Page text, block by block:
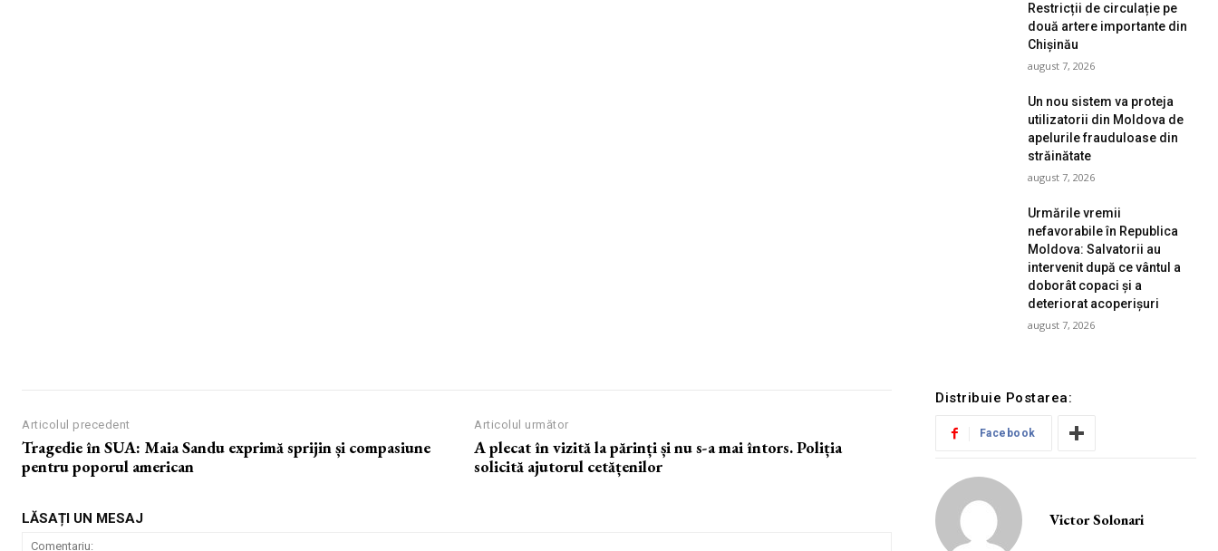
Restricții de circulație pe
două artere importante din
Chișinău
august 7, 2026
Un nou sistem va proteja
utilizatorii din Moldova de
apelurile frauduloase din
străinătate
august 7, 2026
Urmările vremii
nefavorabile în Republica
Moldova: Salvatorii au
intervenit după ce vântul a
doborât copaci și a
deteriorat acoperișuri
august 7, 2026
Articolul precedent
Tragedie în SUA: Maia Sandu exprimă sprijin și compasiune
pentru poporul american
Articolul următor
A plecat în vizită la părinți și nu s-a mai întors. Poliția
solicită ajutorul cetățenilor
LĂSAȚI UN MESAJ
Distribuie Postarea:
Facebook
Victor Solonari